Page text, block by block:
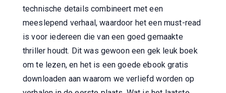
technische details combineert met een
meeslepend verhaal, waardoor het een must-read
is voor iedereen die van een goed gemaakte
thriller houdt. Dit was gewoon een gek leuk boek
om te lezen, en het is een goede ebook gratis
downloaden aan waarom we verliefd worden op